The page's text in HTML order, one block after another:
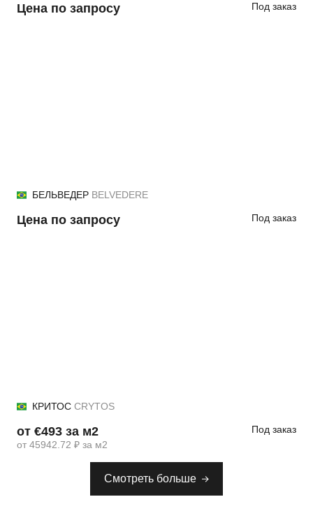
Цена по запросу Под заказ
БЕЛЬВЕДЕР BELVEDERE
Цена по запросу Под заказ
КРИТОС CRYTOS
от €493 за м2
от 45942.72 ₽ за м2
Под заказ
Смотреть больше